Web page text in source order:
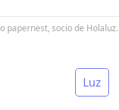
papernest, socio de
Luz